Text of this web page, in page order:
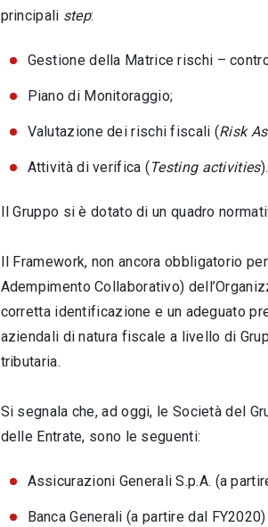
principali step:
Gestione della Matrice rischi –
Piano di Monitoraggio;
Valutazione dei rischi fiscali (Risk
Attività di verifica (Testing activities).
Il Gruppo si è dotato di un quadro
Il Framework, non ancora obbligatorio
Adempimento Collaborativo)
corretta identificazione e un adeguato
aziendali di natura fiscale a livello di
tributaria.
Si segnala che, ad oggi, le Società del
delle Entrate, sono le seguenti:
Assicurazioni Generali S.p.A. (a
Banca Generali (a partire dal FY2020)